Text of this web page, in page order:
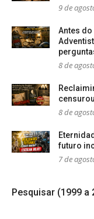
9 de
Antes do
8 de
8 de
futuro
7 de
Pesquisar (1999 a